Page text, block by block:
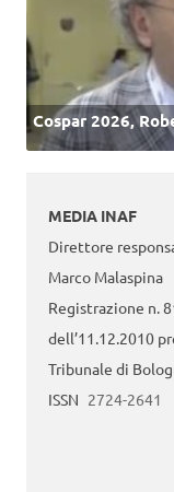
Cospar 2026,
MEDIA INAF
Direttore
Marco Malaspina
Registrazione n.
dell’11.12.2010
Tribunale di
ISSN 2724-2641